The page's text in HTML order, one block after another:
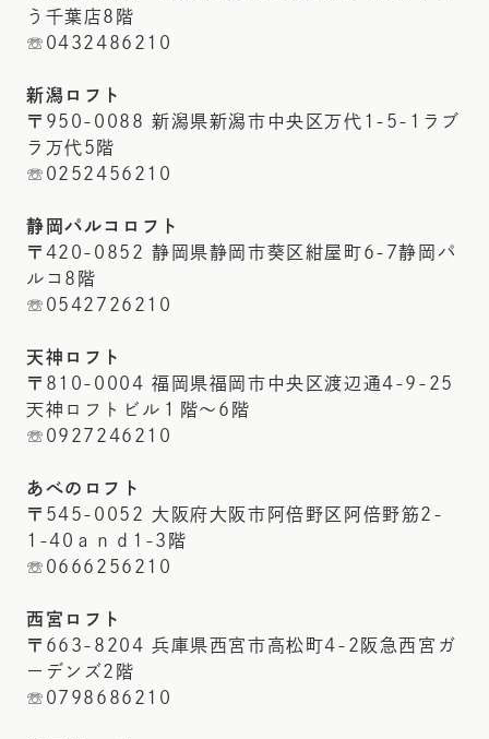
う千葉店8階
☏0432486210
新潟ロフト
〒950-0088 新潟県新潟市中央区万代1-5-1ラブ
ラ万代5階
☏0252456210
静岡パルコロフト
〒420-0852 静岡県静岡市葵区紺屋町6-7静岡パ
ルコ8階
☏0542726210
天神ロフト
〒810-0004 福岡県福岡市中央区渡辺通4-9-25
天神ロフトビル１階～6階
☏0927246210
あべのロフト
〒545-0052 大阪府大阪市阿倍野区阿倍野筋2-
1-40ａｎｄ1-3階
☏0666256210
西宮ロフト
〒663-8204 兵庫県西宮市高松町4-2阪急西宮ガ
ーデンズ2階
☏0798686210